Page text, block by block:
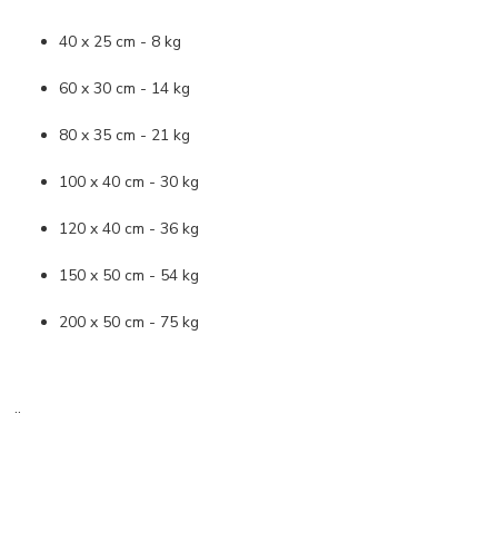
40 x 25 cm - 8 kg
60 x 30 cm - 14 kg
80 x 35 cm - 21 kg
100 x 40 cm - 30 kg
120 x 40 cm - 36 kg
150 x 50 cm - 54 kg
200 x 50 cm - 75 kg
..